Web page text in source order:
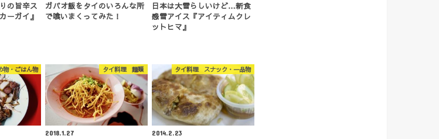
の旨辛ス
ーガイ』
ガパオ飯をタイのいろんな所
で喰いまくってみた！
日本は大雪らしいけど…新食
感雪アイス『アイティムクレ
ットヒマ』
・ごはん物 タイ料理 麺類
2018.1.27
タイ料理 スナック・一品物
2014.2.23